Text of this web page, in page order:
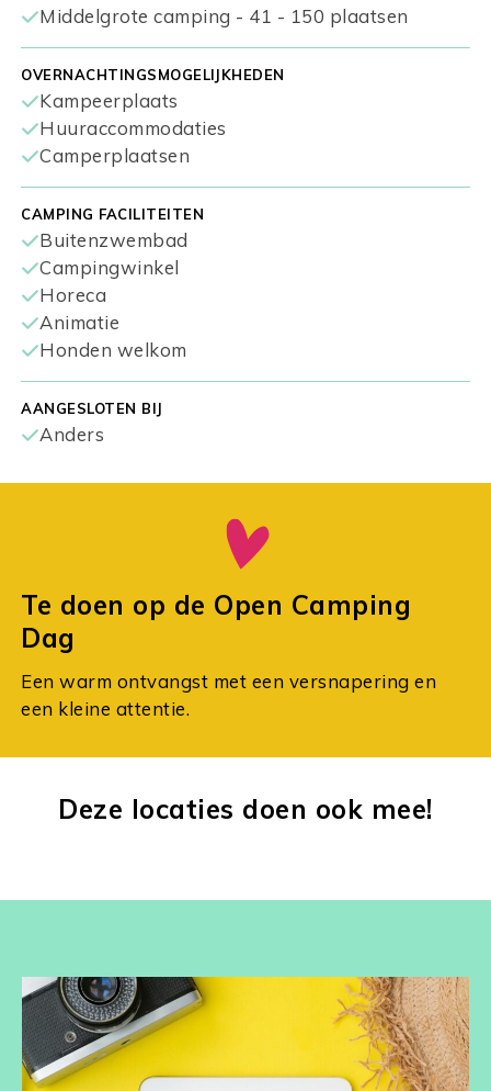
Middelgrote camping - 41 - 150 plaatsen
OVERNACHTINGSMOGELIJKHEDEN
Kampeerplaats
Huuraccommodaties
Camperplaatsen
CAMPING FACILITEITEN
Buitenzwembad
Campingwinkel
Horeca
Animatie
Honden welkom
AANGESLOTEN BIJ
Anders
Te doen op de Open Camping
Dag
Een warm ontvangst met een versnapering en
een kleine attentie.
Deze locaties doen ook mee!